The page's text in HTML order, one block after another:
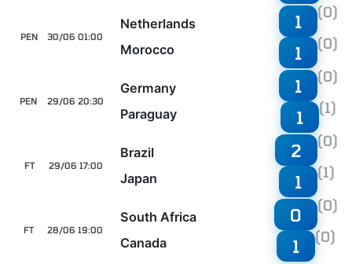
30/06 01:00
PEN
Netherlands
Morocco
1 (0)
1 (0)
29/06 20:30
PEN
Germany
Paraguay
1 (0)
1 (1)
29/06 17:00
FT
Brazil
Japan
2 (0)
1 (1)
28/06 19:00
FT
South Africa
Canada
0 (0)
1 (0)